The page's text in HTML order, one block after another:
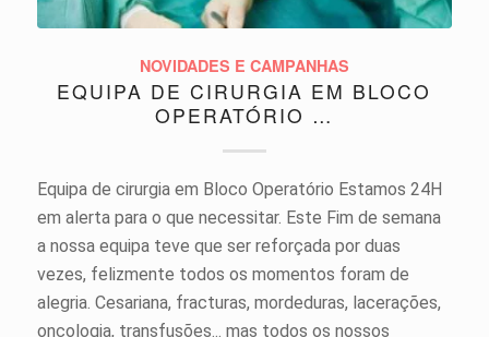
NOVIDADES E CAMPANHAS
EQUIPA DE CIRURGIA EM BLOCO
OPERATÓRIO …
Equipa de cirurgia em Bloco Operatório Estamos 24H
em alerta para o que necessitar. Este Fim de semana
a nossa equipa teve que ser reforçada por duas
vezes, felizmente todos os momentos foram de
alegria. Cesariana, fracturas, mordeduras, lacerações,
oncologia, transfusões... mas todos os nossos